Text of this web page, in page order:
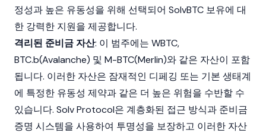
정성과 높은 유동성을 위해 선택되어 SolvBTC 보유에 대
한 강력한 지원을 제공합니다.
격리된 준비금 자산: 이 범주에는 WBTC,
BTC.b(Avalanche) 및 M-BTC(Merlin)와 같은 자산이 포함
됩니다. 이러한 자산은 잠재적인 디페깅 또는 기본 생태계
에 특정한 유동성 제약과 같은 더 높은 위험을 수반할 수
있습니다. Solv Protocol은 계층화된 접근 방식과 준비금
증명 시스템을 사용하여 투명성을 보장하고 이러한 자산